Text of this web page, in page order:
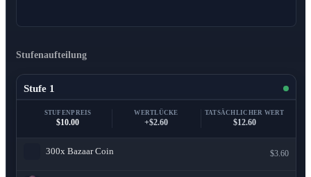
Stufenaufteilung
Stufe 1
STUFENPREIS
$10.00
WERTLÜCKE
+$2.60
TATSÄCHLICHER WERT
$12.60
300x Bazaar Coin $3.60